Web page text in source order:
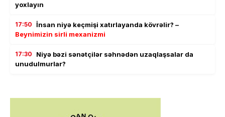
yoxlayın
17:50 İnsan niyə keçmişi xatırlayanda kövrəlir? –
Beynimizin sirli mexanizmi
17:30
Niyə bəzi sənətçilər səhnədən uzaqlaşsalar da
unudulmurlar?